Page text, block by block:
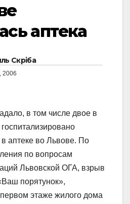
аптека
Скріба
2006
в том числе двое в
аптеке во Львове. По
по вопросам
Львовской ОГА, взрыв
порятунок»,
этаже жилого дома